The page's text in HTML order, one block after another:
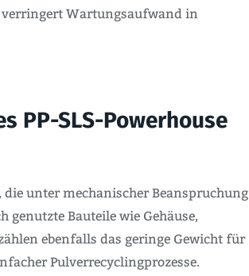
verringert Wartungsaufwand in
PP-SLS-Powerhouse
unter mechanischer Beanspruchung
Bauteile wie Gehäuse,
ebenfalls das geringe Gewicht für
Pulverrecyclingprozesse.